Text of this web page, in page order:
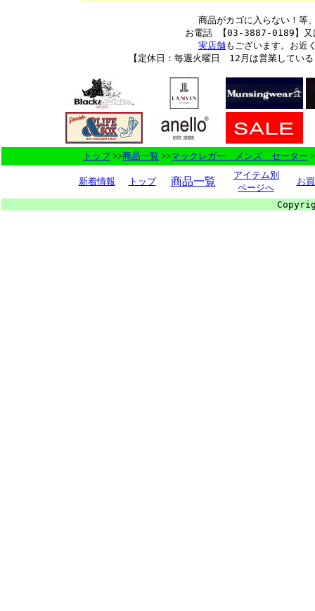
商品がカゴに入らない！等
お電話 【03-3887-0189】又
実店舗もございます。お近
【定休日：毎週火曜日 12月は営業してい
トップ>>商品一覧 >>マックレガー メンズ セーター
新着情報 トップ 商品一覧
アイテム別
ページへ
お